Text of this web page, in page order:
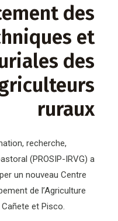
des
et
des
ruraux
recherche,
(PROSIP-IRVG) a
un nouveau Centre
de l’Agriculture
et Pisco.